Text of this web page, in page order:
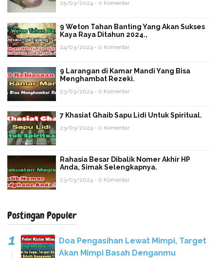
25/03/2024 - 0 Komentar
9 Weton Tahan Banting Yang Akan Sukses
Kaya Raya Ditahun 2024.,
24/03/2024 - 0 Komentar
9 Larangan di Kamar Mandi Yang Bisa
Menghambat Rezeki.
23/03/2024 - 0 Komentar
7 Khasiat Ghaib Sapu Lidi Untuk Spiritual.
23/03/2024 - 0 Komentar
Rahasia Besar Dibalik Nomer Akhir HP
Anda, Simak Selengkapnya.
23/03/2024 - 0 Komentar
Postingan Populer
Doa Pengasihan Lewat Mimpi, Target
Akan Mimpi Basah Denganmu